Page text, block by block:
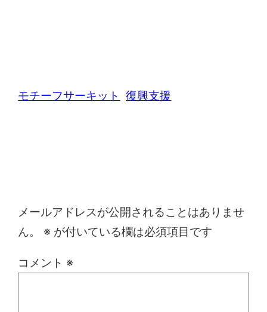
モチーフサーキット 復興支援
メールアドレスが公開されることはありませ
ん。
※ が付いている欄は必須項目です
コメント ※